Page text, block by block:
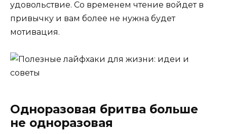
удовольствие. Со временем чтение войдет в
привычку и вам более не нужна будет
мотивация.
Одноразовая бритва больше
не одноразовая